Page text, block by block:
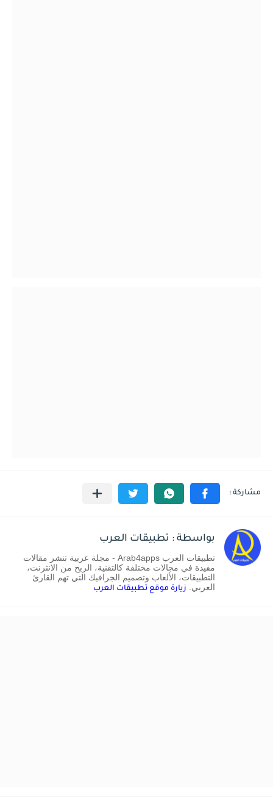
بواسطة : تطبيقات العرب
تطبيقات العرب Arab4apps - مجلة عربية تنشر مقالات
مفيدة في مجالات مختلفة كالتقنية، الربح من الانترنت،
التطبيقات، الألعاب وتصميم الجرافيك التي تهم القارئ
العربي. زيارة موقع تطبيقات العرب